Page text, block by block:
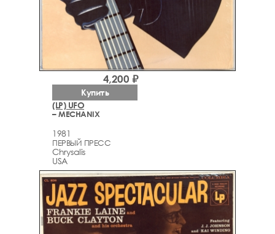
(LP) UFO
– MECHANIX
1981
ПЕРВЫЙ ПРЕСС
Chrysalis
USA
4,200 ₽
Купить